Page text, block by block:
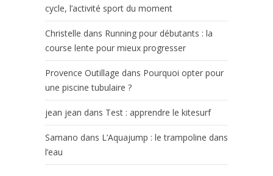
cycle, l’activité sport du moment
Christelle dans Running pour débutants : la
course lente pour mieux progresser
Provence Outillage dans Pourquoi opter pour
une piscine tubulaire ?
jean jean dans Test : apprendre le kitesurf
Samano dans L’Aquajump : le trampoline dans
l’eau